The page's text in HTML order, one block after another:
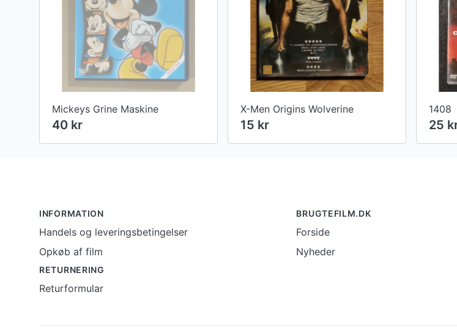
Mickeys Grine Maskine
40 kr
X-Men Origins Wolverine
15 kr
1408
25
INFORMATION
Handels og leveringsbetingelser
Opkøb af film
RETURNERING
Returformular
BRUGTEFILM.DK
Forside
Nyheder